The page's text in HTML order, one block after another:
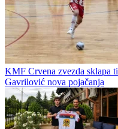
KMF Crvena zvezda sklapa
Gavrilović nova pojačanja